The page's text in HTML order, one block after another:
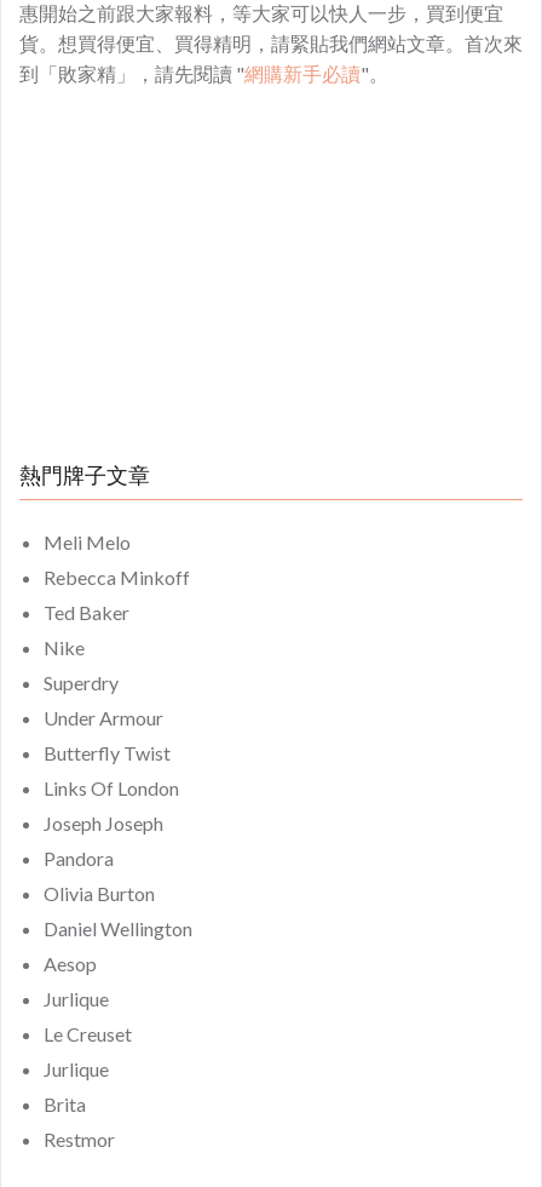
惠開始之前跟大家報料，等大家可以快人一步，買到便宜
貨。想買得便宜、買得精明，請緊貼我們網站文章。首次來
到「敗家精」，請先閱讀 "網購新手必讀"。
熱門牌子文章
Meli Melo
Rebecca Minkoff
Ted Baker
Nike
Superdry
Under Armour
Butterfly Twist
Links Of London
Joseph Joseph
Pandora
Olivia Burton
Daniel Wellington
Aesop
Jurlique
Le Creuset
Jurlique
Brita
Restmor